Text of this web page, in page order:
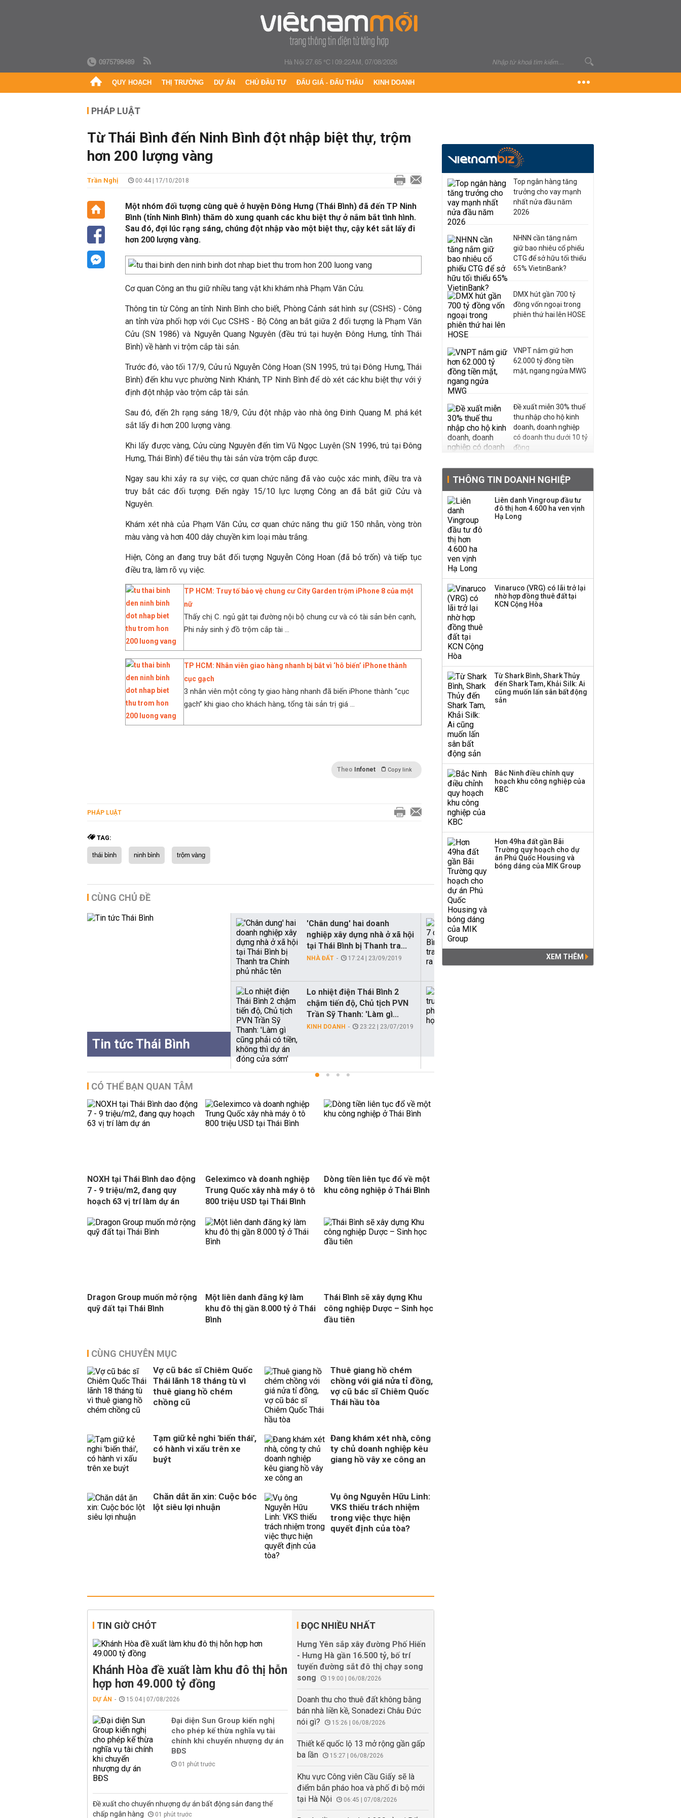
0975798489 Hà Nội 27.65 °C|09:22AM, 07/08/2026
QUY HOẠCH THỊ TRƯỜNG DỰ ÁN CHỦ ĐẦU TƯ ĐẤU GIÁ - ĐẤU THẦU KINH DOANH
PHÁP LUẬT
Từ Thái Bình đến Ninh Bình đột nhập biệt thự, trộm
hơn 200 lượng vàng
Trần Nghị 00:44 | 17/10/2018
Một nhóm đối tượng cùng quê ở huyện Đông Hưng (Thái Bình) đã đến TP Ninh
Bình (tỉnh Ninh Bình) thăm dò xung quanh các khu biệt thự ở nắm bắt tình hình.
Sau đó, đợi lúc rạng sáng, chúng đột nhập vào một biệt thự, cậy két sắt lấy đi
hơn 200 lượng vàng.
Cơ quan Công an thu giữ nhiều tang vật khi khám nhà Phạm Văn Cửu.
Thông tin từ Công an tỉnh Ninh Bình cho biết, Phòng Cảnh sát hình sự (CSHS) - Công
an tỉnh vừa phối hợp với Cục CSHS - Bộ Công an bắt giữa 2 đối tượng là Phạm Văn
Cửu (SN 1986) và Nguyễn Quang Nguyên (đều trú tại huyện Đông Hưng, tỉnh Thái
Bình) về hành vi trộm cắp tài sản.
Trước đó, vào tối 17/9, Cửu rủ Nguyễn Công Hoan (SN 1995, trú tại Đông Hưng, Thái
Bình) đến khu vực phường Ninh Khánh, TP Ninh Bình để dò xét các khu biệt thự với ý
định đột nhập vào trộm cắp tài sản.
Sau đó, đến 2h rạng sáng 18/9, Cửu đột nhập vào nhà ông Đinh Quang M. phá két
sắt lấy đi hơn 200 lượng vàng.
Khi lấy được vàng, Cửu cùng Nguyên đến tìm Vũ Ngọc Luyên (SN 1996, trú tại Đông
Hưng, Thái Bình) để tiêu thụ tài sản vừa trộm cắp được.
Ngay sau khi xảy ra sự việc, cơ quan chức năng đã vào cuộc xác minh, điều tra và
truy bắt các đối tượng. Đến ngày 15/10 lực lượng Công an đã bắt giữ Cửu và
Nguyên.
Khám xét nhà của Phạm Văn Cửu, cơ quan chức năng thu giữ 150 nhẫn, vòng tròn
màu vàng và hơn 400 dây chuyền kim loại màu trắng.
Hiện, Công an đang truy bắt đối tượng Nguyễn Công Hoan (đã bỏ trốn) và tiếp tục
điều tra, làm rõ vụ việc.
TP HCM: Truy tố bảo vệ chung cư City Garden trộm iPhone 8 của một
nữ
Thấy chị C. ngủ gật tại đường nội bộ chung cư và có tài sản bên cạnh,
Phi nảy sinh ý đồ trộm cắp tài ...
TP HCM: Nhân viên giao hàng nhanh bị bắt vì ‘hô biến’ iPhone thành
cục gạch
3 nhân viên một công ty giao hàng nhanh đã biến iPhone thành “cục
gạch” khi giao cho khách hàng, tổng tài sản trị giá ...
Theo Infonet Copy link
PHÁP LUẬT
TAG:
thái bình ninh bình trộm vàng
CÙNG CHỦ ĐỀ
Tin tức Thái Bình
'Chân dung' hai doanh
nghiệp xây dựng nhà ở xã hội
tại Thái Bình bị Thanh tra...
NHÀ ĐẤT 17:24 | 23/09/2019 15:39 | 21/09/2019
Lo nhiệt điện Thái Bình 2
chậm tiến độ, Chủ tịch PVN
Trần Sỹ Thanh: 'Làm gì...
KINH DOANH 23:22 | 23/07/2019
CÓ THỂ BẠN QUAN TÂM
NOXH tại Thái Bình dao động
7 - 9 triệu/m2, đang quy
hoạch 63 vị trí làm dự án
Geleximco và doanh nghiệp
Trung Quốc xây nhà máy ô tô
800 triệu USD tại Thái Bình
Dòng tiền liên tục đổ về một
khu công nghiệp ở Thái Bình
Dragon Group muốn mở rộng
quỹ đất tại Thái Bình
Một liên danh đăng ký làm
khu đô thị gần 8.000 tỷ ở Thái
Bình
Thái Bình sẽ xây dựng Khu
công nghiệp Dược – Sinh học
đầu tiên
CÙNG CHUYÊN MỤC
Vợ cũ bác sĩ Chiêm Quốc
Thái lãnh 18 tháng tù vì
thuê giang hồ chém
chồng cũ
Thuê giang hồ chém
chồng với giá nửa tỉ đồng,
vợ cũ bác sĩ Chiêm Quốc
Thái hầu tòa
Tạm giữ kẻ nghi 'biến thái',
có hành vi xấu trên xe
buýt
Đang khám xét nhà, công
ty chủ doanh nghiệp kêu
giang hồ vây xe công an
Chăn dắt ăn xin: Cuộc bóc
lột siêu lợi nhuận
Vụ ông Nguyễn Hữu Linh:
VKS thiếu trách nhiệm
trong việc thực hiện
quyết định của tòa?
TIN GIỜ CHÓT
Khánh Hòa đề xuất làm khu đô thị hỗn
hợp hơn 49.000 tỷ đồng
DỰ ÁN 15:04 | 07/08/2026
Đại diện Sun Group kiến nghị
cho phép kế thừa nghĩa vụ tài
chính khi chuyển nhượng dự án
BĐS
01 phút trước
Đề xuất cho chuyển nhượng dự án bất động sản đang thế
chấp ngân hàng
01 phút trước
ĐỌC NHIỀU NHẤT
Hưng Yên sắp xây đường Phố Hiến
- Hưng Hà gần 16.500 tỷ, bố trí
tuyến đường sắt đô thị chạy song
song
19:00 | 06/08/2026
Doanh thu cho thuê đất không bằng
bán nhà liền kề, Sonadezi Châu Đức
nói gì?
15:26 | 06/08/2026
Thiết kế quốc lộ 13 mở rộng gần gấp
ba lần
15:27 | 06/08/2026
Khu vực Công viên Cầu Giấy sẽ là
điểm bắn pháo hoa và phố đi bộ mới
tại Hà Nội
06:45 | 07/08/2026
Top ngân hàng tăng
trưởng cho vay mạnh
nhất nửa đầu năm
2026
NHNN cần tăng nắm
giữ bao nhiêu cổ phiếu
CTG để sở hữu tối thiểu
65% VietinBank?
DMX hút gần 700 tỷ
đồng vốn ngoại trong
phiên thứ hai lên HOSE
VNPT nắm giữ hơn
62.000 tỷ đồng tiền
mặt, ngang ngửa MWG
Đề xuất miễn 30% thuế
thu nhập cho hộ kinh
doanh, doanh nghiệp
có doanh thu dưới 10 tỷ
đồng
gần 500 triệu cổ phiếu,
tăng vốn lên gần
77.800 tỷ
phiếu, người làm chủ
tịch ở tuổi 27
Việt Nam muốn phát
triển quỹ hưu trí: Từ tiết
kiệm gia đình thành
THÔNG TIN DOANH NGHIỆP
Liên danh Vingroup đầu tư
đô thị hơn 4.600 ha ven vịnh
Hạ Long
Vinaruco (VRG) có lãi trở lại
nhờ hợp đồng thuê đất tại
KCN Cộng Hòa
Từ Shark Bình, Shark Thủy
đến Shark Tam, Khải Silk: Ai
cũng muốn lấn sân bất động
sản
Bắc Ninh điều chỉnh quy
hoạch khu công nghiệp của
KBC
Hơn 49ha đất gần Bãi
Trường quy hoạch cho dự
án Phú Quốc Housing và
bóng dáng của MIK Group
XEM THÊM